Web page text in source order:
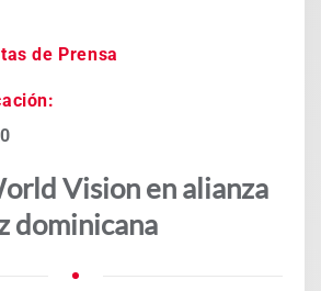
de Prensa
Vision en alianza
dominicana